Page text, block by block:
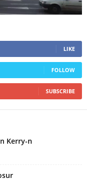
LIKE
FOLLOW
SUBSCRIBE
Kerry-n